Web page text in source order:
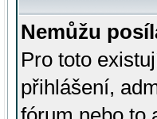
Nemůžu
Pro toto
přihlášení,